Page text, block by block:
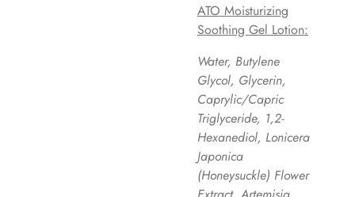
ATO Moisturizing
Soothing Gel Lotion:
Water, Butylene
Glycol, Glycerin,
Caprylic/Capric
Triglyceride, 1,2-
Hexanediol, Lonicera
Japonica
(Honeysuckle) Flower